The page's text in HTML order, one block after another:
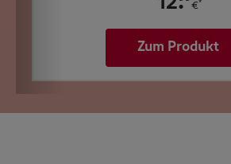
€*
Zum Produkt